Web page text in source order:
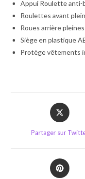
Appui Roulette anti-
Roulettes avant
Roues arrière
Siège en plastique
Protège vêtements
Opens
in
new
Partager sur
Opens
in